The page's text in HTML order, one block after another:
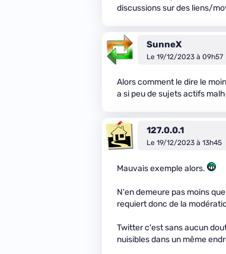
discussions sur des liens/
SunneX
Le 19/12/2023 à 09h57
Alors comment le dire le
a si peu de sujets actifs
127.0.0.1
Le 19/12/2023 à 13h45
Mauvais exemple alors.
N'en demeure pas moins
requiert donc de la
Twitter c'est sans aucun
nuisibles dans un même